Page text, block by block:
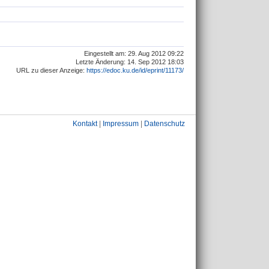
Eingestellt am: 29. Aug 2012 09:22
Letzte Änderung: 14. Sep 2012 18:03
URL zu dieser Anzeige: https://edoc.ku.de/id/eprint/11173/
Kontakt| Impressum Datenschutz